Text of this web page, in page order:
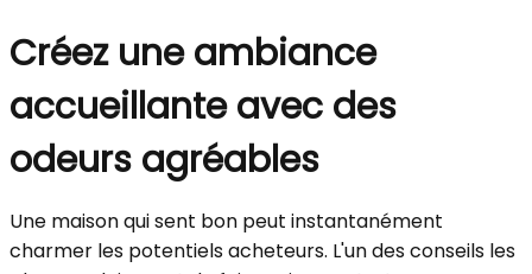
Créez une ambiance
accueillante avec des
odeurs agréables
Une maison qui sent bon peut instantanément
charmer les potentiels acheteurs. L'un des conseils les